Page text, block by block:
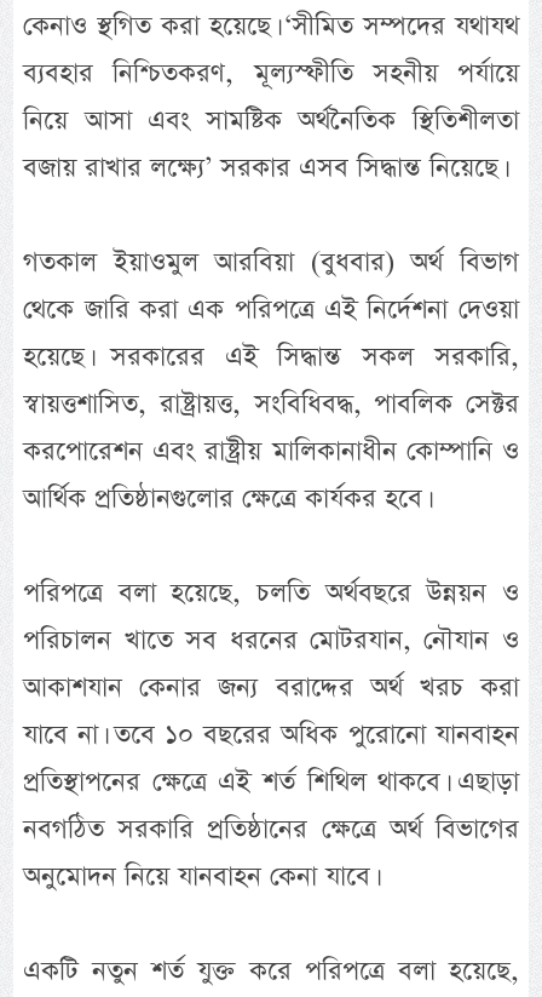
কেনাও স্থগিত করা হয়েছে। ‘সীমিত সম্পদের যথাযথ
ব্যবহার নিশ্চিতকরণ, মূল্যস্ফীতি সহনীয় পর্যায়ে
নিয়ে আসা এবং সামষ্টিক অর্থনৈতিক স্থিতিশীলতা
বজায় রাখার লক্ষ্যে’ সরকার এসব সিদ্ধান্ত নিয়েছে।
গতকাল ইয়াওমুল আরবিয়া (বুধবার) অর্থ বিভাগ
থেকে জারি করা এক পরিপত্রে এই নির্দেশনা দেওয়া
হয়েছে। সরকারের এই সিদ্ধান্ত সকল সরকারি,
স্বায়ত্তশাসিত, রাষ্ট্রায়ত্ত, সংবিধিবদ্ধ, পাবলিক সেক্টর
করপোরেশন এবং রাষ্ট্রীয় মালিকানাধীন কোম্পানি ও
আর্থিক প্রতিষ্ঠানগুলোর ক্ষেত্রে কার্যকর হবে।
পরিপত্রে বলা হয়েছে, চলতি অর্থবছরে উন্নয়ন ও
পরিচালন খাতে সব ধরনের মোটরযান, নৌযান ও
আকাশযান কেনার জন্য বরাদ্দের অর্থ খরচ করা
যাবে না। তবে ১০ বছরের অধিক পুরোনো যানবাহন
প্রতিস্থাপনের ক্ষেত্রে এই শর্ত শিথিল থাকবে। এছাড়া
নবগঠিত সরকারি প্রতিষ্ঠানের ক্ষেত্রে অর্থ বিভাগের
অনুমোদন নিয়ে যানবাহন কেনা যাবে।
একটি নতুন শর্ত যুক্ত করে পরিপত্রে বলা হয়েছে,